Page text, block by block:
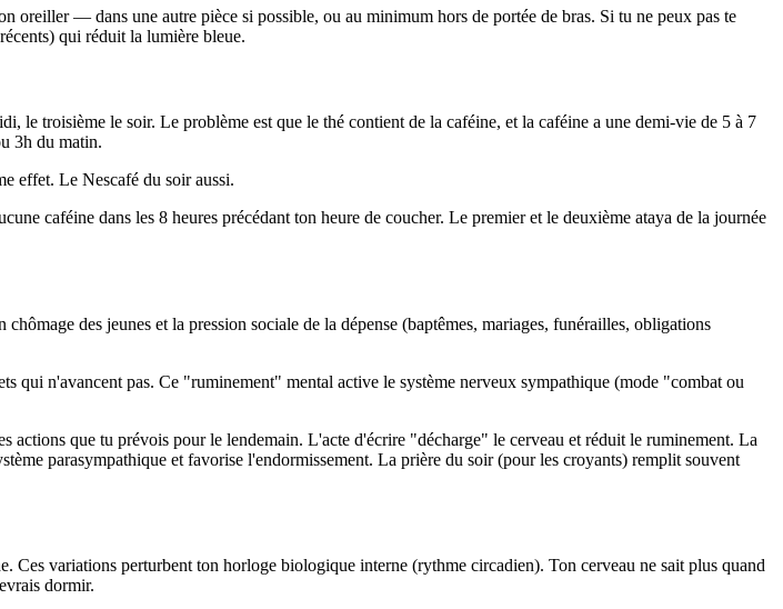
oreiller — dans une autre pièce si possible, ou au minimum hors de portée de bras. Si tu ne peux pas te
qui réduit la lumière bleue.
troisième le soir. Le problème est que le thé contient de la caféine, et la caféine a une demi-vie de 5 à 7
3h du matin.
effet. Le Nescafé du soir aussi.
caféine dans les 8 heures précédant ton heure de coucher. Le premier et le deuxième ataya de la journée
des jeunes et la pression sociale de la dépense (baptêmes, mariages, funérailles, obligations
qui n'avancent pas. Ce "ruminement" mental active le système nerveux sympathique (mode "combat ou
que tu prévois pour le lendemain. L'acte d'écrire "décharge" le cerveau et réduit le ruminement. La
parasympathique et favorise l'endormissement. La prière du soir (pour les croyants) remplit souvent
Ces variations perturbent ton horloge biologique interne (rythme circadien). Ton cerveau ne sait plus quand
dormir.